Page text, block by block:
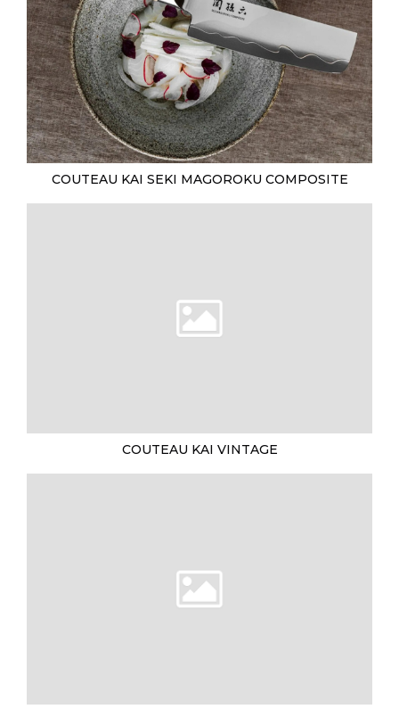
COUTEAU KAI SEKI MAGOROKU COMPOSITE
COUTEAU KAI VINTAGE